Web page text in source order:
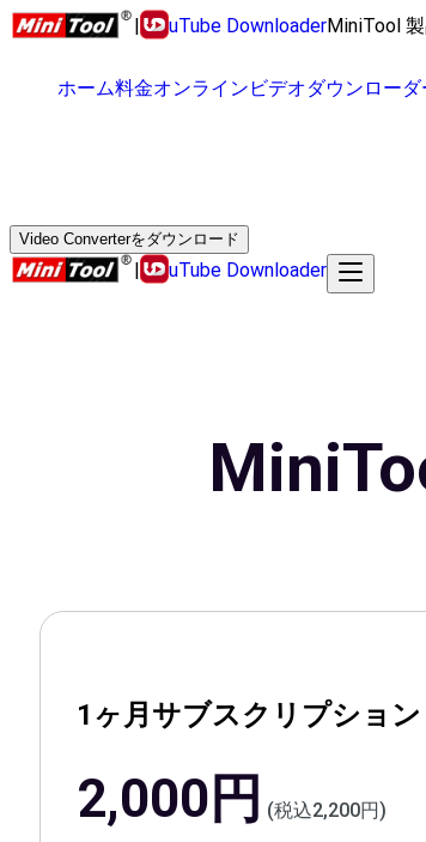
| uTube DownloaderMiniTool
ホーム料金オンラインビデオダウンローダ
Video Converterをダウンロード
| uTube Downloader
1ヶ月サブスクリプション
2,000円 (税込2,200円)